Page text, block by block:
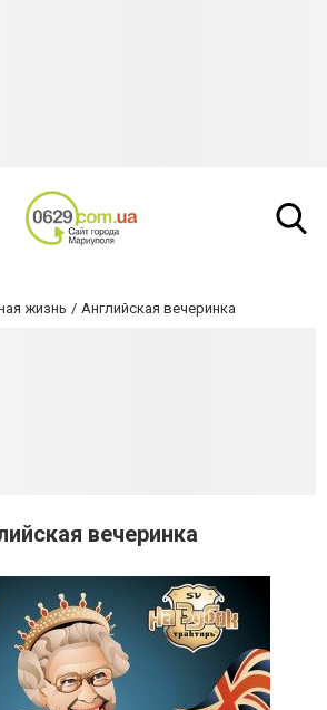
жизнь Английская вечеринка
вечеринка